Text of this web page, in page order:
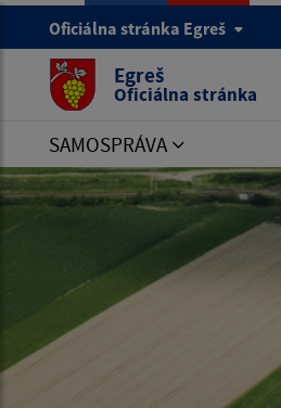
Oficiálna stránka Egreš
Egreš
Oficiálna stránka
SAMOSPRÁVA